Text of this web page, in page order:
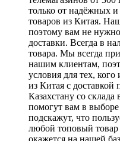
только от надёжных
товаров из Китая.
поэтому вам не
доставки. Всегда в
товара. Мы всегда
нашим клиентам,
условия для тех,
из Китая с доставкой
Казахстану со
помогут вам в
подскажут, что
любой топовый товар
окажется на нашей